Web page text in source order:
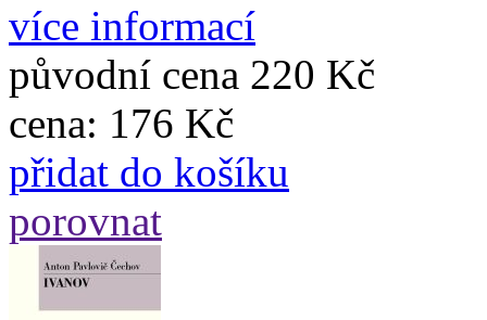
více informací
původní cena 220 Kč
cena: 176 Kč
přidat do košíku
porovnat